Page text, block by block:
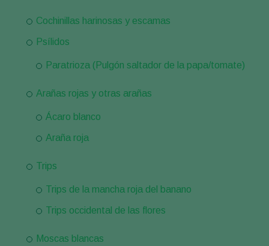
Cochinillas harinosas y escamas
Psílidos
Paratrioza (Pulgón saltador de la papa/tomate)
Arañas rojas y otras arañas
Ácaro blanco
Araña roja
Trips
Trips de la mancha roja del banano
Trips occidental de las flores
Moscas blancas